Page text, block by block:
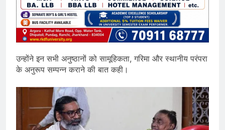
उन्होंने इन सभी अनुष्ठानों को सामूहिकता, गरिमा और स्थानीय परंपरा
के अनुरूप सम्पन्न कराने की बात कही।